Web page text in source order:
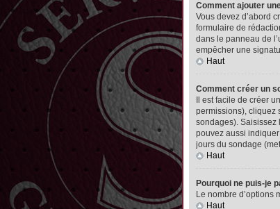
Comment ajouter
Vous devez d’abord
formulaire de
dans le panneau de
empêcher une
Haut
Comment créer un
Il est facile de créer
permissions), cliquez
sondages). Saisissez
pouvez aussi
jours du sondage
Haut
Pourquoi ne puis-je
Le nombre d’options
Haut